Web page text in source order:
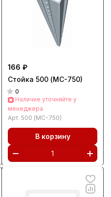
166 ₽
Стойка 500 (МС-750)
0
Наличие уточняйте у
менеджера
Арт. 500 (МС-750)
В корзину